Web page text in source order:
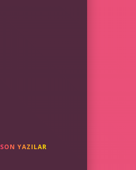
SON YAZILAR